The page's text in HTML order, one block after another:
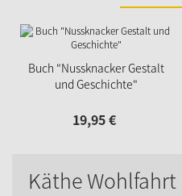
Buch "Nussknacker Gestalt
und Geschichte"
19,95€
Käthe Wohlfahrt